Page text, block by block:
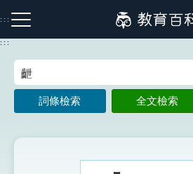
到
主
:::
注音索引圖示 筆畫索引圖示
:::
詞條檢索 全文檢索